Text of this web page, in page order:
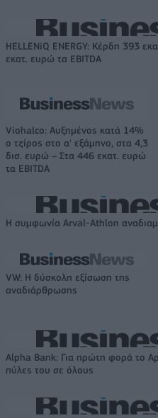
HELLENiQ ENERGY: Κέρδη 393
εκατ. ευρώ τα EBITDA
Viohalco: Αυξημένος κατά 14%
ο τζίρος στο α' εξάμηνο, στα 4,3
δισ. ευρώ – Στα 446 εκατ. ευρώ
τα EBITDA
Η συμφωνία Arval-Athlon
VW: Η δύσκολη εξίσωση της
αναδιάρθρωσης
Alpha Bank: Για πρώτη φορά το
πύλες του σε όλους